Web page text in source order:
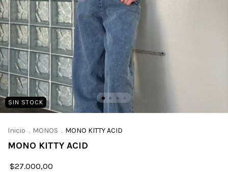
SIN STOCK
Inicio . MONOS . MONO KITTY ACID
MONO KITTY ACID
$27.000,00